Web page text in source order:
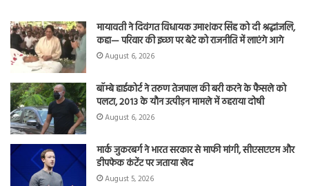
मायावती ने दिवंगत विधायक उमाशंकर सिंह को दी श्रद्धांजलि,
कहा— परिवार की इच्छा पर बेटे को राजनीति में लाएंगे आगे
August 6, 2026
बॉम्बे हाईकोर्ट ने तरुण तेजपाल की बरी करने के फैसले को
पलटा, 2013 के यौन उत्पीड़न मामले में ठहराया दोषी
August 6, 2026
मार्क जुकरबर्ग ने भारत सरकार से माफी मांगी, सीएसएएम और
डीपफेक कंटेंट पर जताया खेद
August 5, 2026